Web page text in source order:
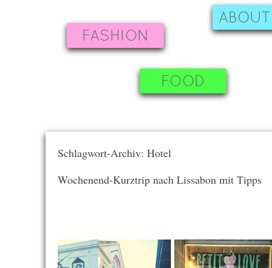
FASHION
FOOD
Schlagwort-Archiv: Hotel
Wochenend-Kurztrip nach Lissabon mit Tipps